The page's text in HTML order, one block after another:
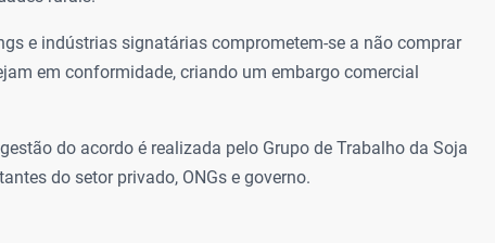
e indústrias signatárias comprometem-se a não comprar
em conformidade, criando um embargo comercial
do acordo é realizada pelo Grupo de Trabalho da Soja
do setor privado, ONGs e governo.